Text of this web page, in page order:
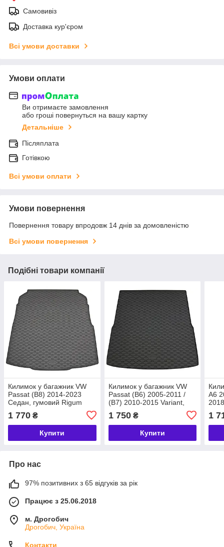
Самовивіз
Доставка кур'єром
Всі умови доставки
Умови оплати
Ви отримаєте замовлення
або гроші повернуться на вашу картку
Детальніше
Післяплата
Готівкою
Всі умови оплати
Умови повернення
Повернення товару впродовж 14 днів за домовленістю
Всі умови повернення
Подібні товари компанії
Килимок у багажник VW
Passat (B8) 2014-2023
Седан, гумовий Rigum
1 770 ₴
Купити
Килимок у багажник VW
Passat (B6) 2005-2011 /
(B7) 2010-2015 Variant,
(437133)
1 750₴
Купити
A6
1
Про нас
97% позитивних з 65 відгуків за рік
Працює з 25.06.2018
м. Дрогобич
Дрогобич, Україна
Контакти